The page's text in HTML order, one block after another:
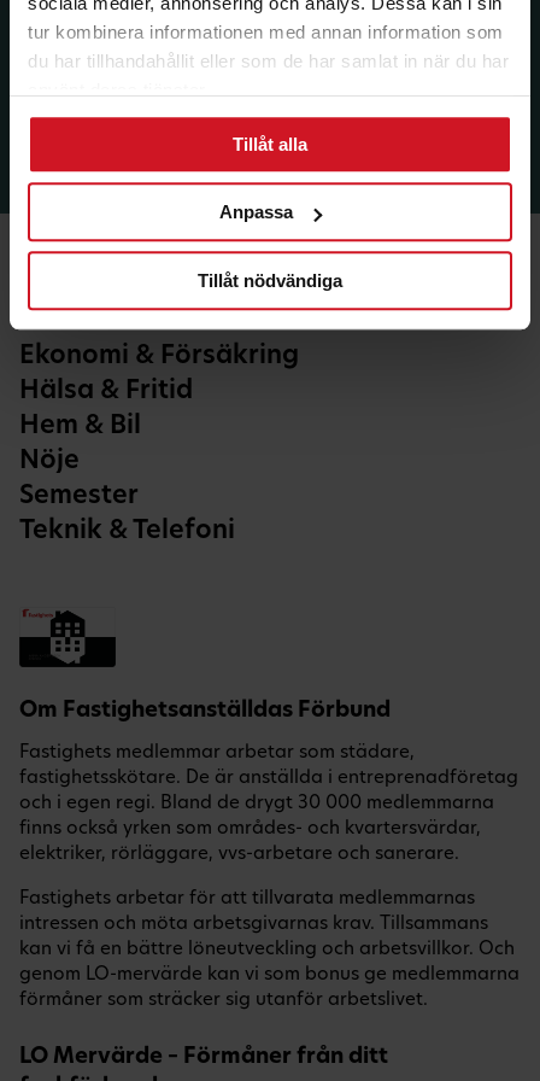
tur kombinera informationen med annan information som
du har tillhandahållit eller som de har samlat in när du har
Tillåt alla
Anpassa
Tillåt nödvändiga
Ekonomi & Försäkring
Hälsa & Fritid
Hem & Bil
Nöje
Semester
Teknik & Telefoni
Om Fastighetsanställdas Förbund
Fastighets medlemmar arbetar som städare,
fastighetsskötare. De är anställda i entreprenadföretag
och i egen regi. Bland de drygt 30 000 medlemmarna
finns också yrken som områdes- och kvartersvärdar,
elektriker, rörläggare, vvs-arbetare och sanerare.
Fastighets arbetar för att tillvarata medlemmarnas
intressen och möta arbetsgivarnas krav. Tillsammans
kan vi få en bättre löneutveckling och arbetsvillkor. Och
genom LO-mervärde kan vi som bonus ge medlemmarna
förmåner som sträcker sig utanför arbetslivet.
LO Mervärde – Förmåner från ditt